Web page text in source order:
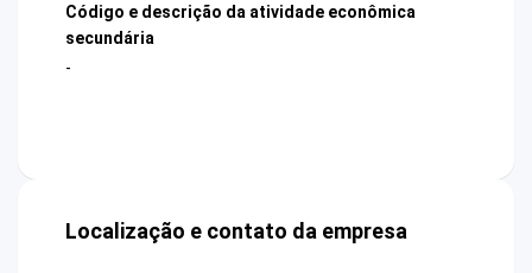
Código e descrição da atividade econômica
secundária
-
Localização e contato da empresa